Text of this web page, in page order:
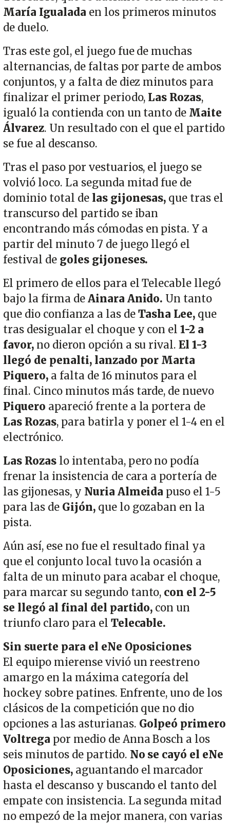
María Igualada en los primeros minutos
de duelo.
Tras este gol, el juego fue de muchas
alternancias, de faltas por parte de ambos
conjuntos, y a falta de diez minutos para
finalizar el primer periodo, Las Rozas,
igualó la contienda con un tanto de Maite
Álvarez. Un resultado con el que el partido
se fue al descanso.
Tras el paso por vestuarios, el juego se
volvió loco. La segunda mitad fue de
dominio total delas gijonesas, que tras el
transcurso del partido se iban
encontrando más cómodas en pista. Y a
partir del minuto 7 de juego llegó el
festival degoles gijoneses.
El primero de ellos para el Telecable llegó
bajo la firma deAinara Anido. Un tanto
que dio confianza a las deTasha Lee, que
tras desigualar el choque y con el 1-2 a
favor,no dieron opción a su rival.El 1-3
llegó de penalti, lanzado por Marta
Piquero,a falta de 16 minutos para el
final. Cinco minutos más tarde, de nuevo
Piquero apareció frente a la portera de
Las Rozas, para batirla y poner el 1-4 en el
electrónico.
Las Rozaslo intentaba, pero no podía
frenar la insistencia de cara a portería de
las gijonesas, y Nuria Almeida puso el 1-5
para las deGijón, que lo gozaban en la
pista.
Aún así, ese no fue el resultado final ya
que el conjunto local tuvo la ocasión a
falta de un minuto para acabar el choque,
para marcar su segundo tanto, con el 2-5
se llegó al final del partido, con un
triunfo claro para el Telecable.
Sin suerte para el eNe Oposiciones
El equipo mierense vivió un reestreno
amargo en la máxima categoría del
hockey sobre patines. Enfrente, uno de los
clásicos de la competición que no dio
opciones a las asturianas. Golpeó primero
Voltrega por medio de Anna Bosch a los
seis minutos de partido. No se cayó el eNe
Oposiciones,aguantando el marcador
hasta el descanso y buscando el tanto del
empate con insistencia. La segunda mitad
no empezó de la mejor manera, con varias